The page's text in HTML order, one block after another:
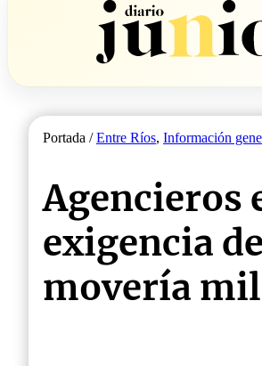
Portada /Entre Ríos, Información
Agencieros
exigencia
movería